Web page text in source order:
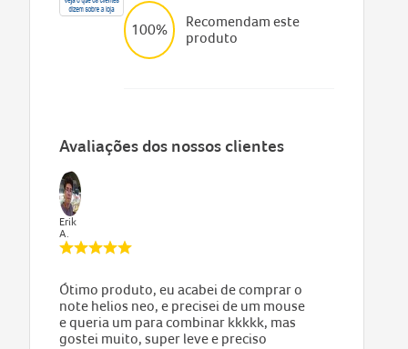
100%
Recomendam este
produto
Avaliações dos nossos clientes
Erik
A.
Ótimo produto, eu acabei de comprar o
note helios neo, e precisei de um mouse
e queria um para combinar kkkkk, mas
gostei muito, super leve e preciso